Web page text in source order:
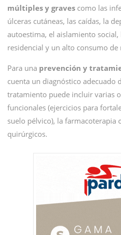
múltiples y graves como las
úlceras cutáneas, las caídas, la
autoestima, el aislamiento
residencial y un alto consumo
Para una prevención y
cuenta un diagnóstico adecuado
tratamiento puede incluir varias
funcionales (ejercicios para
suelo pélvico), la farmacoterapia
quirúrgicos.